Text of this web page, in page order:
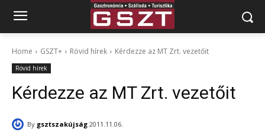
Home GSZT+ Rövid hírek Kérdezze az MT Zrt. vezetőit
Rövid hírek
Kérdezze az MT Zrt. vezetőit
By gsztszakújság 2011.11.06.